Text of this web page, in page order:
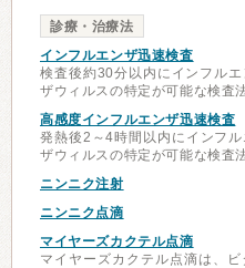
診療・治療法
インフルエンザ迅速検査
検査後約30分以内にインフル
ザウィルスの特定が可能な検査法
高感度インフルエンザ迅速検査
発熱後2～4時間以内にインフ
ザウィルスの特定が可能な検査法
ニンニク注射
ニンニク点滴
マイヤーズカクテル点滴
マイヤーズカクテル点滴は、